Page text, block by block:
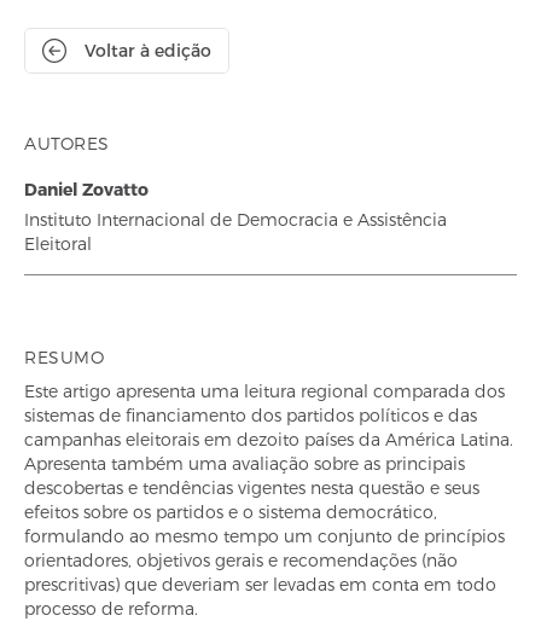
Voltar à edição
AUTORES
Daniel Zovatto
Instituto Internacional de Democracia e Assistência
Eleitoral
RESUMO
Este artigo apresenta uma leitura regional comparada dos
sistemas de financiamento dos partidos políticos e das
campanhas eleitorais em dezoito países da América Latina.
Apresenta também uma avaliação sobre as principais
descobertas e tendências vigentes nesta questão e seus
efeitos sobre os partidos e o sistema democrático,
formulando ao mesmo tempo um conjunto de princípios
orientadores, objetivos gerais e recomendações (não
prescritivas) que deveriam ser levadas em conta em todo
processo de reforma.